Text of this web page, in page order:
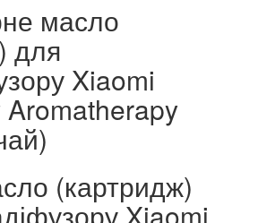
масло
для
Xiaomi
(картридж)